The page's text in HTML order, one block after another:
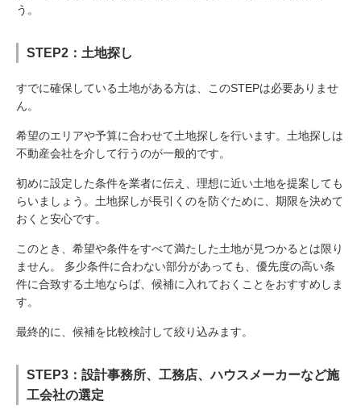
う。
STEP2：土地探し
すでに確保している土地がある方は、このSTEPは必要ありませ
ん。
希望のエリアや予算に合わせて土地探しを行います。土地探しは
不動産会社を介して行うのが一般的です。
初めに設定した条件を業者に伝え、理想に近い土地を提案しても
らいましょう。土地探しが長引くのを防ぐために、期限を決めて
おくと安心です。
このとき、希望や条件をすべて満たした土地が見つかるとは限り
ません。 多少条件に合わない部分があっても、優先度の高い条
件に合致する土地ならば、候補に入れておくことをおすすめしま
す。
最終的に、候補を比較検討して絞り込みます。
STEP3：設計事務所、工務店、ハウスメーカーなど施
工会社の選定